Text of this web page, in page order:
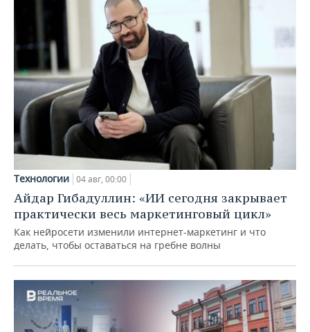
Технологии 04 авг, 00:00
Айдар Гибадуллин: «ИИ сегодня закрывает
практически весь маркетинговый цикл»
Как нейросети изменили интернет-маркетинг и что
делать, чтобы оставаться на гребне волны